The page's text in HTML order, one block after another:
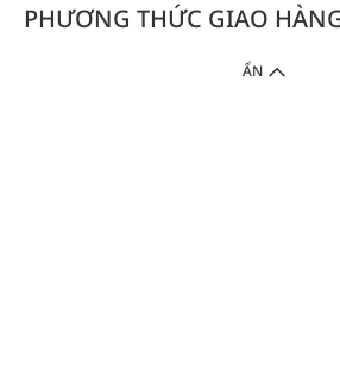
PHƯƠNG THỨC GIAO
ẨN